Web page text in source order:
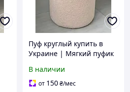
Пуф круглый купить в
Украине | Мягкий пуфик
В наличии
от 150₴/мес